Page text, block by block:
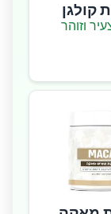
קולגן
וזוהר